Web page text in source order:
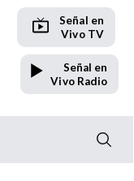
Señal en
Vivo TV
Señal en
Vivo Radio